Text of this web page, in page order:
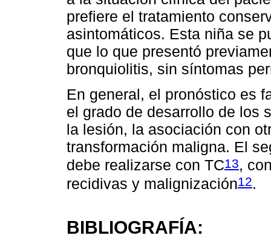
prefiere el tratamiento
asintomáticos. Esta niña se
que lo que presentó
bronquiolitis, sin síntomas
En general, el pronóstico es
el grado de desarrollo de los
la lesión, la asociación con
transformación maligna. El
debe realizarse con TC13,
recidivas y malignización12.
BIBLIOGRAFÍA: